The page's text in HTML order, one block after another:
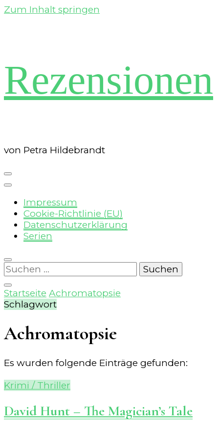
Zum Inhalt springen
Rezensionen
von Petra Hildebrandt
Impressum
Cookie-Richtlinie (EU)
Datenschutzerklärung
Serien
Suchen
nach:
Startseite Achromatopsie
Schlagwort
Achromatopsie
Es wurden folgende Einträge gefunden:
Krimi / Thriller
David Hunt – The Magician’s Tale